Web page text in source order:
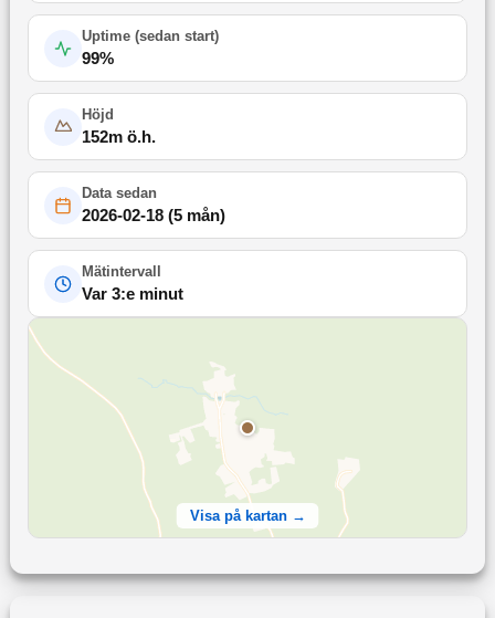
Uptime (sedan start)
99%
Höjd
152m ö.h.
Data sedan
2026-02-18(5 mån)
Mätintervall
Var 3:e minut
Visa på kartan →